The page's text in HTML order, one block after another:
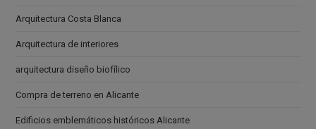
Arquitectura Costa Blanca
Arquitectura de interiores
arquitectura diseño biofílico
Compra de terreno en Alicante
Edificios emblemáticos históricos Alicante